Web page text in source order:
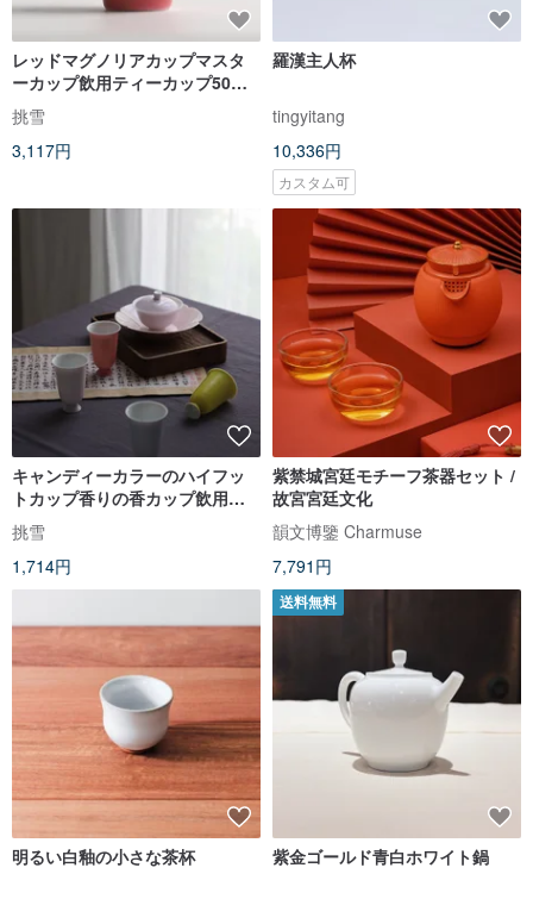
レッドマグノリアカップマスタ
ーカップ飲用ティーカップ50ml
グラデーション吹く釉薬手作り
中国茶セット
挑雪
3,117円
羅漢主人杯
tingyitang
10,336円
カスタム可
キャンディーカラーのハイフッ
トカップ香りの香カップ飲用テ
ィーカップ80ml高温色釉薬手作
り中国茶セット
挑雪
1,714円
紫禁城宮廷モチーフ茶器セット /
故宮宮廷文化
韻文博鑒 Charmuse
7,791円
明るい白釉の小さな茶杯
送料無料
紫金ゴールド青白ホワイト鍋